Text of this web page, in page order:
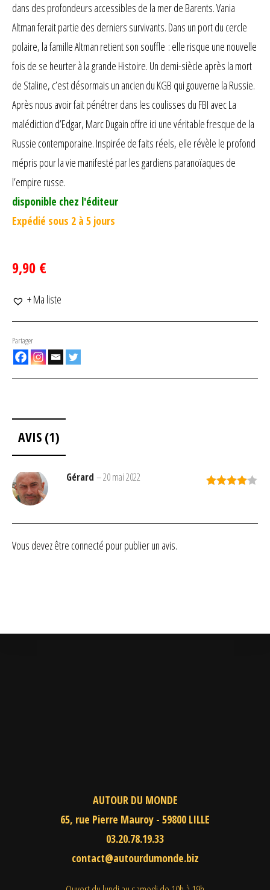
sur
client
dans des profondeurs accessibles de la mer de Barents. Vania
Altman ferait partie des derniers survivants. Dans un port du cercle
polaire, la famille Altman retient son souffle : elle risque une nouvelle
fois de se heurter à la grande Histoire. Un demi-siècle après la mort
de Staline, c’est désormais un ancien du KGB qui gouverne la Russie.
Après nous avoir fait pénétrer dans les coulisses du FBI avec La
malédiction d’Edgar, Marc Dugain offre ici une véritable fresque de la
Russie contemporaine. Inspirée de faits réels, elle révèle le profond
mépris pour la vie manifesté par les gardiens paranoïaques de
l’empire russe.
disponible chez l'éditeur
Expédié sous 2 à 5 jours
9,90 €
+ Ma liste
Partager
AVIS (1)
Gérard –20 mai 2022
Vous devez être connecté pour publier un avis.
AUTOUR DU MONDE
65, rue Pierre Mauroy - 59800 LILLE
03.20.78.19.33
contact@autourdumonde.biz